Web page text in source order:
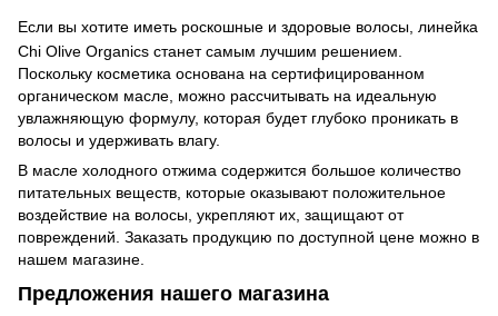
Если вы хотите иметь роскошные и здоровые волосы, линейка
Chi Olive Organics станет самым лучшим решением.
Поскольку косметика основана на сертифицированном
органическом масле, можно рассчитывать на идеальную
увлажняющую формулу, которая будет глубоко проникать в
волосы и удерживать влагу.
В масле холодного отжима содержится большое количество
питательных веществ, которые оказывают положительное
воздействие на волосы, укрепляют их, защищают от
повреждений. Заказать продукцию по доступной цене можно в
нашем магазине.
Предложения нашего магазина